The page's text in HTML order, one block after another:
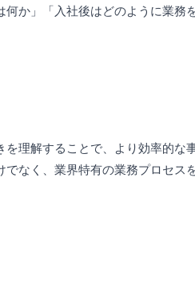
か」「入社後はどのように業務
理解することで、より効率的な
なく、業界特有の業務プロセス